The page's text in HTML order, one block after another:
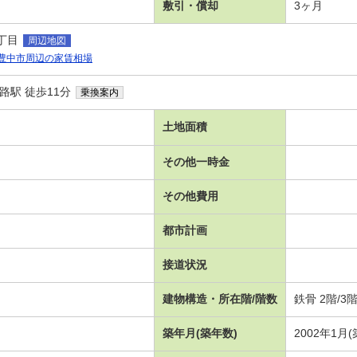
敷引・償却 3ヶ月
目
周辺地図
中市周辺の家賃相場
駅 徒歩11分 乗換案内
土地面積
その他一時金
その他費用
都市計画
接道状況
建物構造・所在階/階数 鉄骨 2階/3
築年月(築年数) 2002年1月(